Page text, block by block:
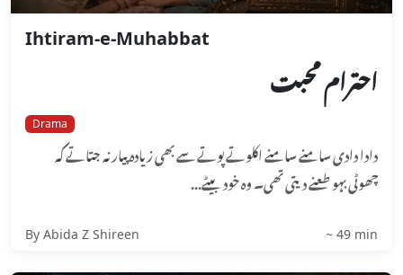
Ihtiram-e-Muhabbat
احترام محبت
Drama
دادا دادی سامنے سامنے اکلوتے پوتے سے بھی زیادہ پیار نہ جتاتے کہ
چھوٹی بہو طعنے دیتی تھی۔ وہ خود بیٹے...
By Abida Z Shireen ~ 49 min